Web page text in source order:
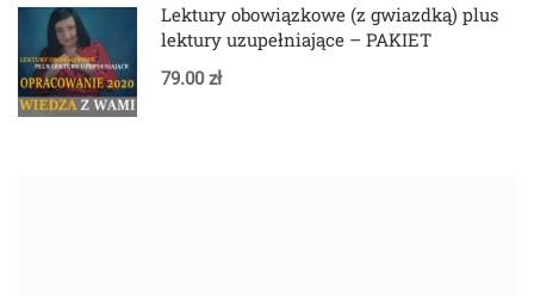
Lektury obowiązkowe (z gwiazdką) plus
lektury uzupełniające – PAKIET
79.00 zł